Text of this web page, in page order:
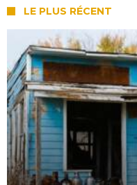
LE PLUS RÉCENT